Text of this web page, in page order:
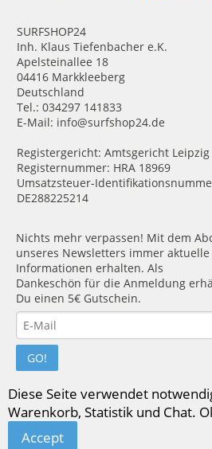
SURFSHOP24
Inh. Klaus Tiefenbacher e.K.
Apelsteinallee 18
04416 Markkleeberg
Deutschland
Tel.: 034297 141833
E-Mail: info@surfshop24.de
Registergericht: Amtsgericht Leipzig
Registernummer: HRA 18969
Umsatzsteuer-
DE288225214
Nichts mehr verpassen! Mit dem
unseres Newsletters immer aktuelle
Informationen erhalten. Als
Dankeschön für die Anmeldung
Du einen 5€ Gutschein.
GO!
Diese Seite verwendet
Warenkorb, Statistik und Chat.
Accept